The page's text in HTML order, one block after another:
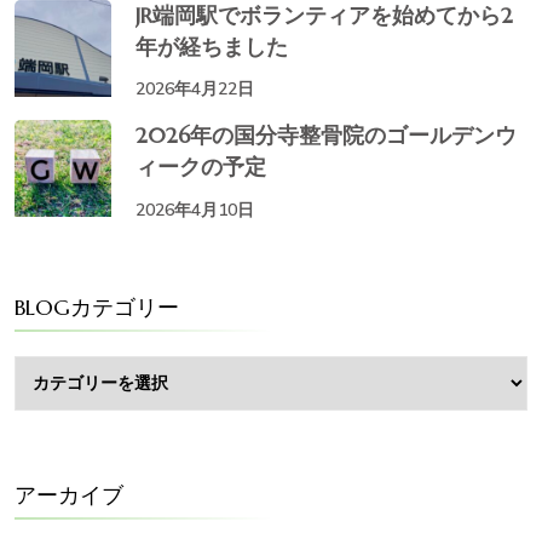
JR端岡駅でボランティアを始めてから2
年が経ちました
2026年4月22日
2026年の国分寺整骨院のゴールデンウ
ィークの予定
2026年4月10日
BLOGカテゴリー
カ
テ
ー
アーカイブ